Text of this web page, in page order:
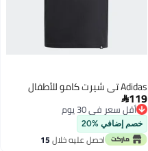
Adidas تي شيرت كامو للأطفال
119
أقل سعر في 30 يوم
أقل سعر في 30 يوم
خصم إضافي %20
احصل عليه خلال15